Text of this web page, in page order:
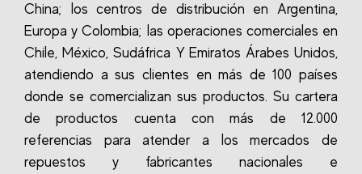
China; los centros de distribución en Argentina,
Europa y Colombia; las operaciones comerciales en
Chile, México, Sudáfrica Y Emiratos Árabes Unidos,
atendiendo a sus clientes en más de 100 países
donde se comercializan sus productos. Su cartera
de productos cuenta con más de 12.000
referencias para atender a los mercados de
repuestos y fabricantes nacionales e